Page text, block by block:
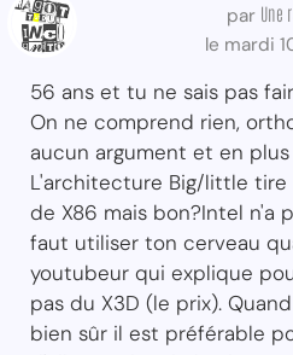
par Une
le mardi
56 ans et tu ne sais pas
On ne comprend rien,
aucun argument et en plus
L'architecture Big/little tire
de X86 mais bon?Intel n'a
faut utiliser ton cerveau
youtubeur qui explique
pas du X3D (le prix).
bien sûr il est préférable